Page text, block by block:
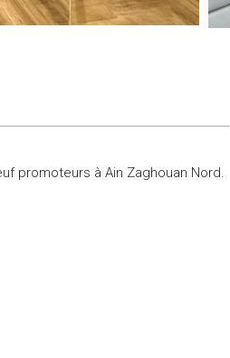
promoteurs à Ain Zaghouan Nord.